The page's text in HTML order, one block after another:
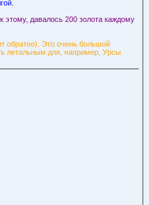
давалось 200 золота каждому
обратно). Это очень большой
летальным для, например, Урсы